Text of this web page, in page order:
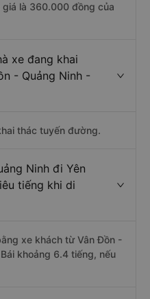
giá là 360.000 đồng của
xe đang khai
- Quảng Ninh -
thác tuyến đường.
Ninh đi Yên
tiếng khi di
xe khách từ Vân Đồn -
khoảng 6.4 tiếng, nếu